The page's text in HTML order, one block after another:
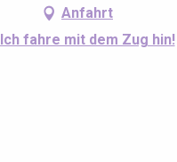
Anfahrt
Ich fahre mit dem Zug hin!